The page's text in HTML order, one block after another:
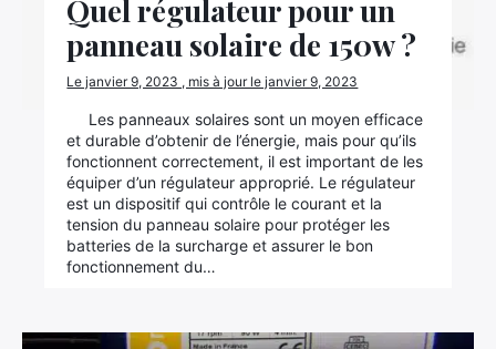
Quel régulateur pour un
panneau solaire de 150w ?
Le janvier 9, 2023 , mis à jour le janvier 9, 2023
Les panneaux solaires sont un moyen efficace
et durable d’obtenir de l’énergie, mais pour qu’ils
fonctionnent correctement, il est important de les
équiper d’un régulateur approprié. Le régulateur
est un dispositif qui contrôle le courant et la
tension du panneau solaire pour protéger les
batteries de la surcharge et assurer le bon
fonctionnement du…
Maison
Marketing
Transport
Voyage